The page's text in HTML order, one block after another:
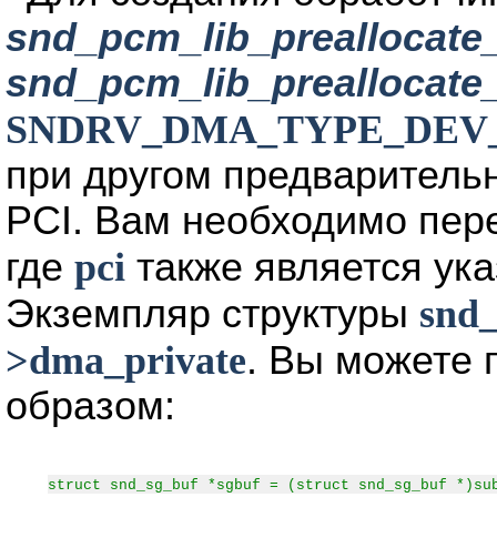
при другом
PCI. Вам необходимо
где pci также является
Экземпляр структуры
>dma_private. Вы можете
образом:
struct snd_sg_buf *sgbuf = (struct snd_sg_buf